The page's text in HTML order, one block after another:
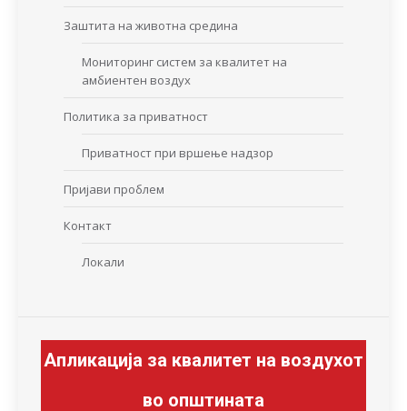
Заштита на животна средина
Мониторинг систем за квалитет на
амбиентен воздух
Политика за приватност
Приватност при вршење надзор
Пријави проблем
Контакт
Локали
Апликација за квалитет на воздухот
во општината